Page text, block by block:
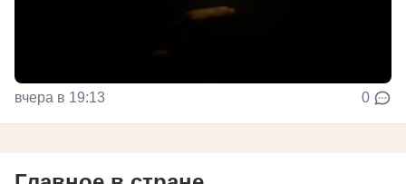
вчера в 19:13 0